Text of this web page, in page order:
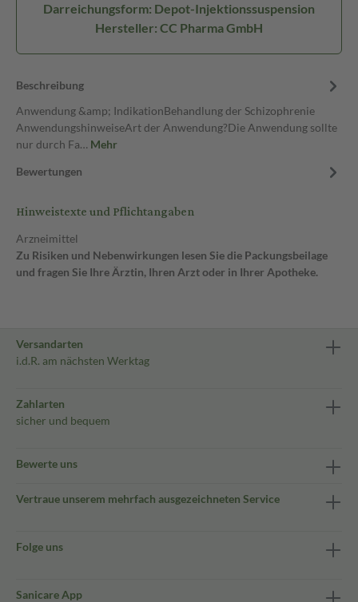
Darreichungsform: Depot-Injektionssuspension
Hersteller: CC Pharma GmbH
Beschreibung
Anwendung &amp; IndikationBehandlung der Schizophrenie
AnwendungshinweiseArt der Anwendung?Die Anwendung sollte
nur durch Fa… Mehr
Bewertungen
Hinweistexte und Pflichtangaben
Arzneimittel
Zu Risiken und Nebenwirkungen lesen Sie die Packungsbeilage
und fragen Sie Ihre Ärztin, Ihren Arzt oder in Ihrer Apotheke.
Versandarten
i.d.R. am nächsten Werktag
Zahlarten
sicher und bequem
Bewerte uns
Vertraue unserem mehrfach ausgezeichneten Service
Folge uns
Sanicare App